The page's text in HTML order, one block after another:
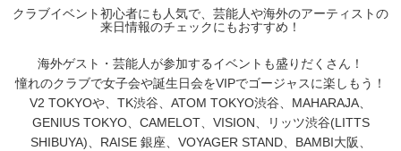
クラブイベント初心者にも人気で、芸能人や海外のアーティストの
来日情報のチェックにもおすすめ！
海外ゲスト・芸能人が参加するイベントも盛りだくさん！
憧れのクラブで女子会や誕生日会をVIPでゴージャスに楽しもう！
V2 TOKYOや、TK渋谷、ATOM TOKYO渋谷、MAHARAJA、
GENIUS TOKYO、CAMELOT、VISION、リッツ渋谷(LITTS
SHIBUYA)、RAISE 銀座、VOYAGER STAND、BAMBI大阪、